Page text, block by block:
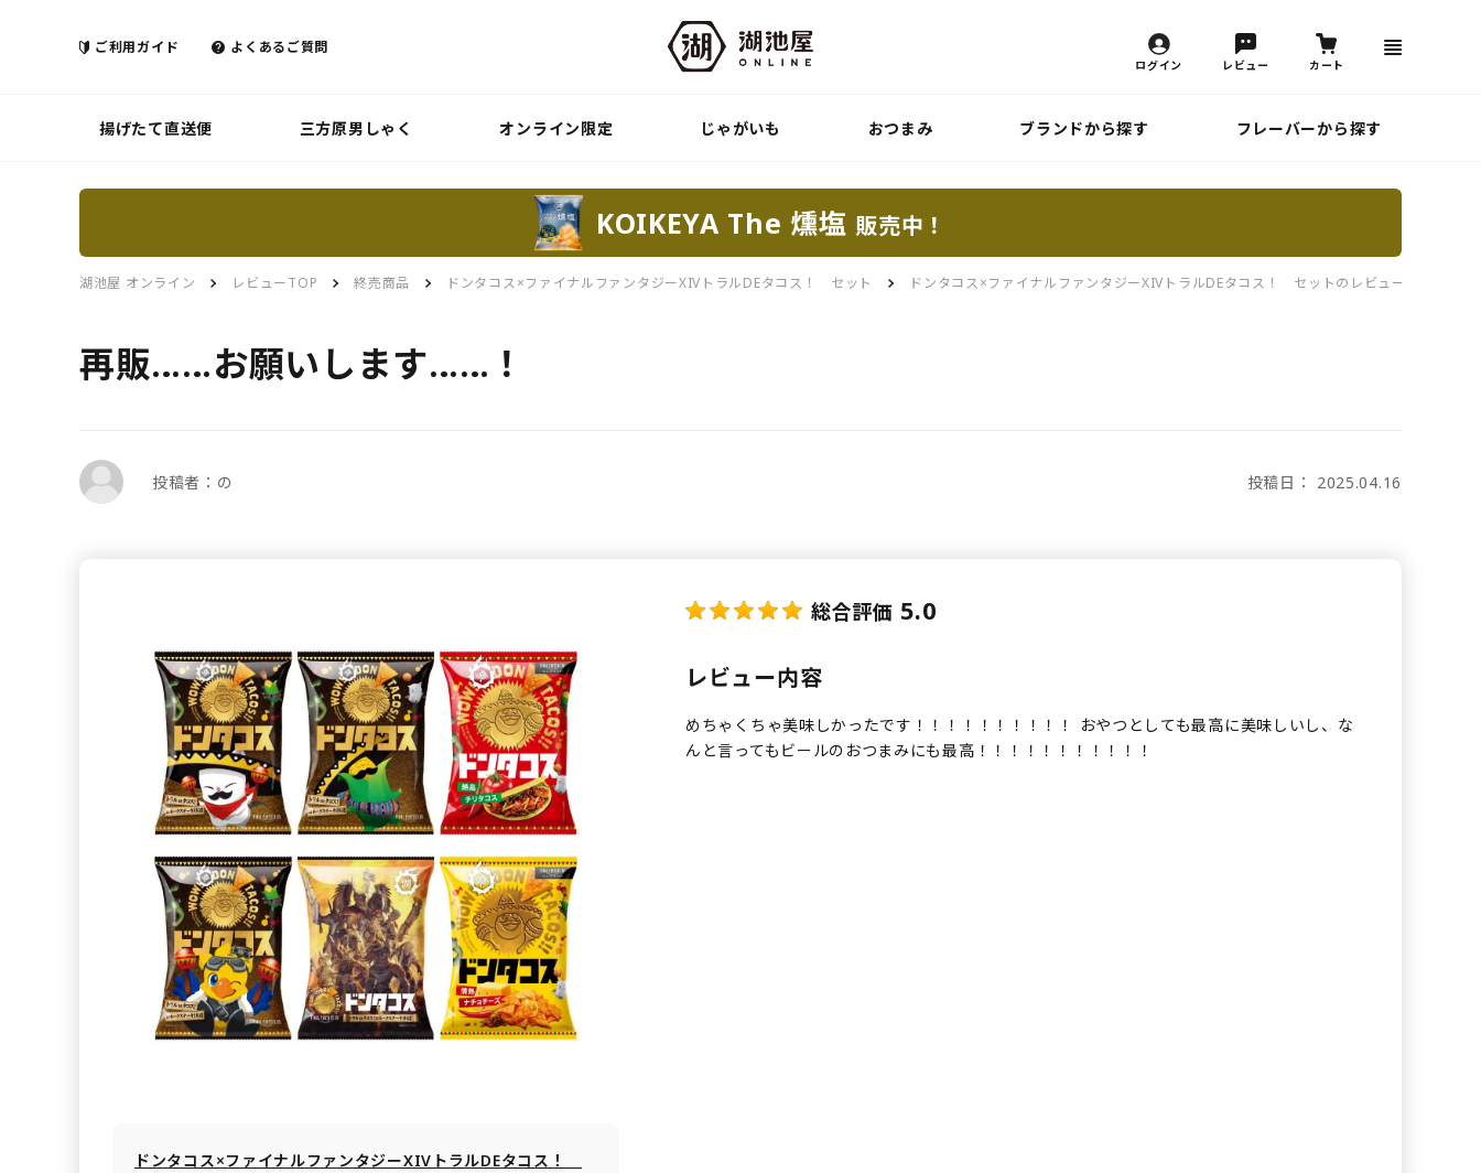
ご利用ガイド よくあるご質問
ログイン レビュー カート
揚げたて直送便 三方原男しゃく オンライン限定 じゃがいも おつまみ ブランドから探す フレーバーから探す
KOIKEYA The 燻塩 販売中！
湖池屋 オンライン レビューTOP 終売商品 ドンタコス×ファイナルファンタジーXIVトラルDEタコス！ セット ドンタコス×ファイナルファンタジーXIVトラルDEタコス！ セットのレビュー一覧
再販……お願いします……！
投稿者：の 投稿日： 2025.04.16
ドンタコス×ファイナルファンタジーXIVトラルDEタコス！
総合評価 5.0
レビュー内容
めちゃくちゃ美味しかったです！！！！！！！！！！ おやつとしても最高に美味しいし、な
んと言ってもビールのおつまみにも最高！！！！！！！！！！！